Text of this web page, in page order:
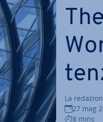
La
27 mag
8 mins